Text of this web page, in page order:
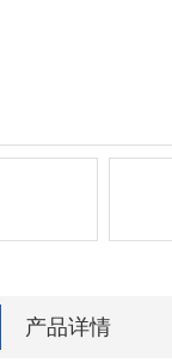
产品详情